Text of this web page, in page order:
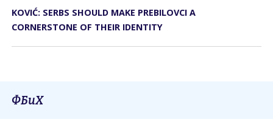
KOVIĆ: SERBS SHOULD MAKE PREBILOVCI A
CORNERSTONE OF THEIR IDENTITY
ФБиХ